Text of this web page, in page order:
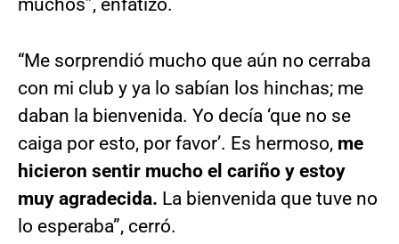
muchos”, enfatizó.
“Me sorprendió mucho que aún no cerraba
con mi club y ya lo sabían los hinchas; me
daban la bienvenida. Yo decía ‘que no se
caiga por esto, por favor’. Es hermoso, me
hicieron sentir mucho el cariño y estoy
muy agradecida. La bienvenida que tuve no
lo esperaba”, cerró.